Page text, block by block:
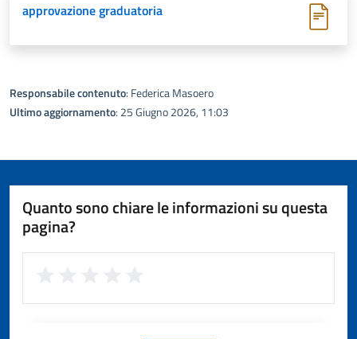
approvazione graduatoria
Responsabile contenuto: Federica Masoero
Ultimo aggiornamento: 25 Giugno 2026, 11:03
Quanto sono chiare le informazioni su questa
pagina?